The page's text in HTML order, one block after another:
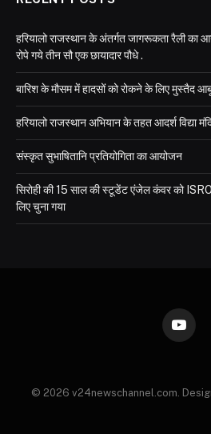
हरियालो राजस्थान के अंतर्गत जागरूकता रैली का
रोपे गये तीन सौ एक छायादार पौधे .
बारिश के मौसम में हादसों को रोकने के लिए मुस्तैद
हरियालो राजस्थान अभियान के तहत आदर्श विद्या
संस्कृत सुभाषितानि प्रतियोगिता का आयोजन
सिरोही की 15 साल की स्टूडेंट एंजेल कंवर को
लिए चुना गया
© 2026 v24newschannel.com.